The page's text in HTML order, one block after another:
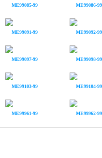
ME99085-99 ME99086-99
ME99091-99 ME99092-99
ME99097-99 ME99098-99
ME99103-99 ME99104-99
ME99961-99 ME99962-99